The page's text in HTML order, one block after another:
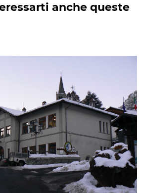
anche queste